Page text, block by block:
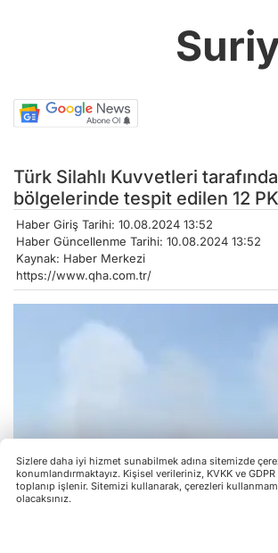
Türk Silahlı Kuvvetleri
bölgelerinde tespit edilen 12
Haber Giriş Tarihi: 10.08.2024 13:52
Haber Güncellenme Tarihi: 10.08.2024 13:52
Kaynak: Haber Merkezi
https://www.qha.com.tr/
Sizlere daha iyi hizmet sunabilmek adına sitemizde
konumlandırmaktayız. Kişisel verileriniz, KVKK ve GDPR
toplanıp işlenir. Sitemizi kullanarak, çerezleri
olacaksınız.